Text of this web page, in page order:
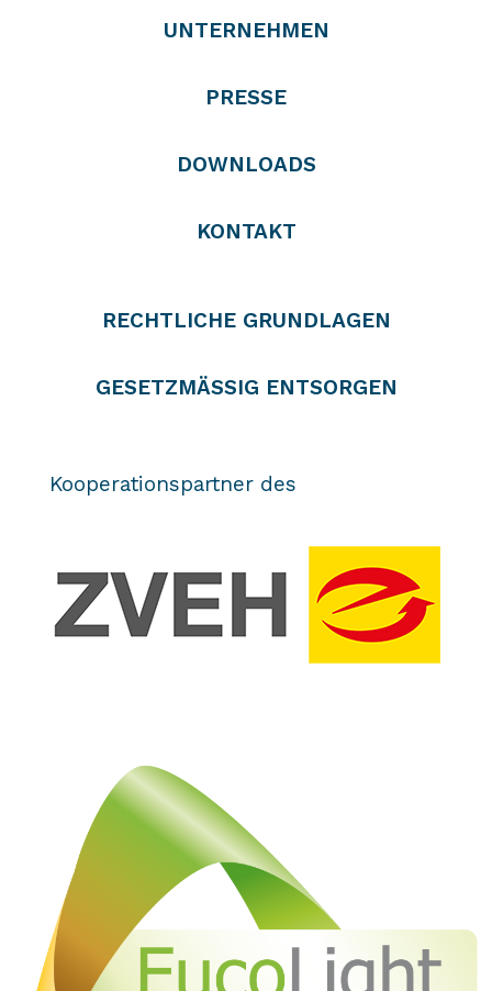
UNTERNEHMEN
PRESSE
DOWNLOADS
KONTAKT
RECHTLICHE GRUNDLAGEN
GESETZMÄSSIG ENTSORGEN
Kooperationspartner des